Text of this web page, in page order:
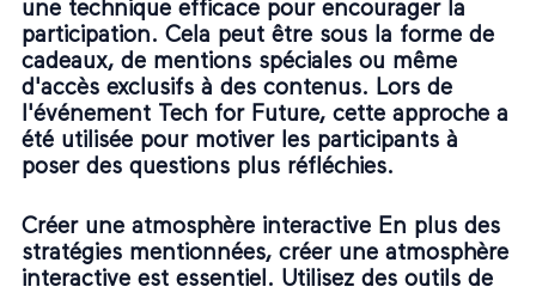
une technique efficace pour encourager la
participation. Cela peut être sous la forme de
cadeaux, de mentions spéciales ou même
d'accès exclusifs à des contenus. Lors de
l'événement Tech for Future, cette approche a
été utilisée pour motiver les participants à
poser des questions plus réfléchies.
Créer une atmosphère interactive En plus des
stratégies mentionnées, créer une atmosphère
interactive est essentiel. Utilisez des outils de